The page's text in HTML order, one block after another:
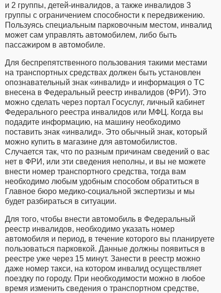
и 2 группы, детей-инвалидов, а также инвалидов 3
группы с ограничением способности к передвижению.
Пользуясь специальным парковочным местом, инвалид
может сам управлять автомобилем, либо быть
пассажиром в автомобиле.
Для беспрепятственного пользования такими местами
на транспортных средствах должен быть установлен
опознавательный знак «инвалид» и информация о ТС
внесена в Федеральный реестр инвалидов (ФРИ). Это
можно сделать через портал Госуслуг, личный кабинет
Федерального реестра инвалидов или МФЦ. Когда вы
подадите информацию, на машину необходимо
поставить знак «инвалид». Это обычный знак, который
можно купить в магазине для автомобилистов.
Случается так, что по разным причинам сведений о вас
нет в ФРИ, или эти сведения неполны, и вы не можете
внести номер транспортного средства, тогда вам
необходимо любым удобным способом обратиться в
Главное бюро медико-социальной экспертизы и мы
будет разбираться в ситуации.
Для того, чтобы внести автомобиль в Федеральный
реестр инвалидов, необходимо указать номер
автомобиля и период, в течение которого вы планируете
пользоваться парковкой. Данные должны появиться в
реестре уже через 15 минут. Занести в реестр можно
даже номер такси, на котором инвалид осуществляет
поездку по городу. При необходимости можно в любое
время изменить сведения о транспортном средстве,